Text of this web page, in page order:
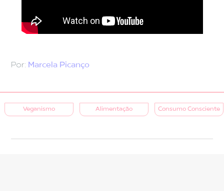
Marcela Picanço
Por:
Veganismo Alimentação Consumo Consciente